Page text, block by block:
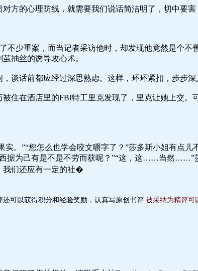
方的心理防线，就需要我们说话简洁明了，切中要害
少重案，而当记者采访他时，却发现他竟然是个不
抽丝的诱导攻心术。
谈话前都应经过深思熟虑。这样，环环紧扣，步步
住在酒店里的FBI特工里克发现了，里克让她上交。
。”“您怎么也学会咬文嚼字了？”莎多斯小姐有点
据为己有是不是不劳而获呢？”“这，这……当然……”
我们还应有一定的社�
可以获得积分和经验奖励，认真写原创书评 被采纳为精评可